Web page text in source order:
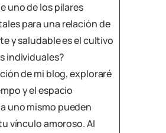
uno de los pilares
para una relación de
y saludable es el cultivo
individuales?
de mi blog, exploraré
y el espacio
uno mismo pueden
vínculo amoroso. Al